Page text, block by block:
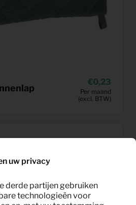
0,23
Per maand
(excl. BTW)
uw privacy
derde partijen gebruiken
technologieën voor